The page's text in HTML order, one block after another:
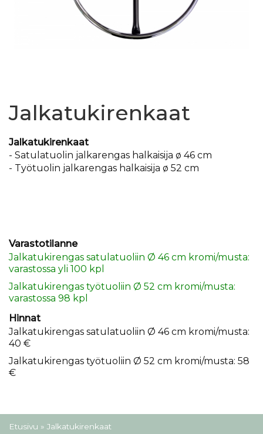
Jalkatukirenkaat
Jalkatukirenkaat
- Satulatuolin jalkarengas halkaisija ø 46 cm
- Työtuolin jalkarengas halkaisija ø 52 cm
Varastotilanne
Jalkatukirengas satulatuoliin Ø 46 cm kromi/musta:
varastossa yli 100 kpl
Jalkatukirengas työtuoliin Ø 52 cm kromi/musta:
varastossa 98 kpl
Hinnat
Jalkatukirengas satulatuoliin Ø 46 cm kromi/musta:
40 €
Jalkatukirengas työtuoliin Ø 52 cm kromi/musta: 58
€
Olet täällä
Etusivu » Jalkatukirenkaat